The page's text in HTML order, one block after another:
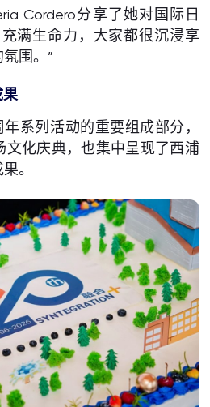
Cordero分享了她对国际日
满生命力，大家都很沉浸享
围。”
系列活动的重要组成部分，
文化庆典，也集中呈现了西浦
。